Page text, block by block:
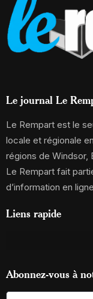
Le journal Le
Le Rempart est le
locale et régionale
régions de Windsor,
Le Rempart fait
d’information en
Liens rapide
Abonnez-vous à